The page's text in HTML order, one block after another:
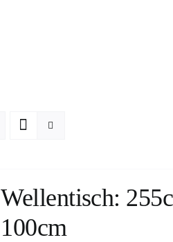
Wellentisch:
100cm